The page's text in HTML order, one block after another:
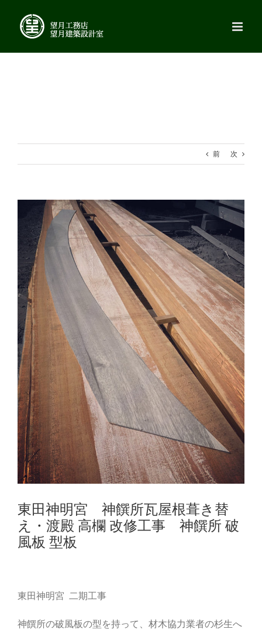
content
前 次
Larger
Image
東田神明宮 神饌所瓦屋根葺き替
え・渡殿 高欄 改修工事 神饌所 破
風板 型板
東田神明宮 二期工事
神饌所の破風板の型を持って、材木協力業者の杉生へ